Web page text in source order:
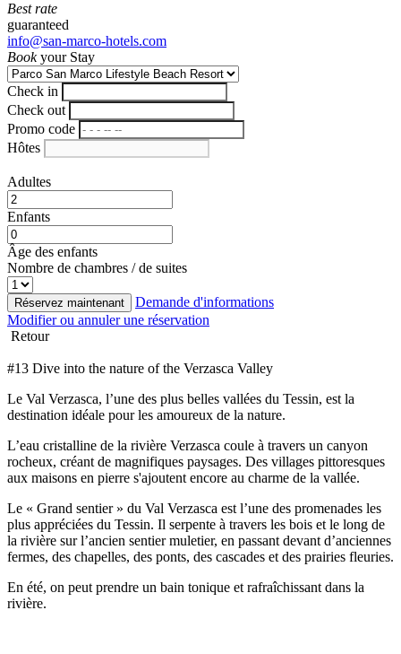
Best rate
guaranteed
info@san-marco-hotels.com
Bookyour Stay
Check in
Check out
Promo code
Hôtes
Adultes
Enfants
Âge des enfants
Nombre de chambres / de suites
Réservez maintenant
Demande d'informations
Modifier ou annuler une réservation
Retour
#13 Dive into the nature of the Verzasca Valley
Le Val Verzasca, l’une des plus belles vallées du Tessin, est la
destination idéale pour les amoureux de la nature.
L’eau cristalline de la rivière Verzasca coule à travers un canyon
rocheux, créant de magnifiques paysages. Des villages pittoresques
aux maisons en pierre s'ajoutent encore au charme de la vallée.
Le « Grand sentier » du Val Verzasca est l’une des promenades les
plus appréciées du Tessin. Il serpente à travers les bois et le long de
la rivière sur l’ancien sentier muletier, en passant devant d’anciennes
fermes, des chapelles, des ponts, des cascades et des prairies fleuries.
En été, on peut prendre un bain tonique et rafraîchissant dans la
rivière.